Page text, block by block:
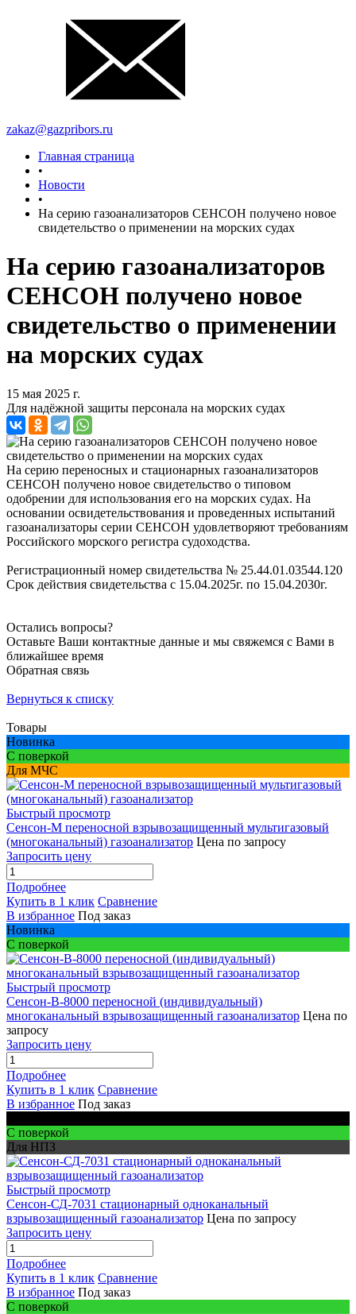
zakaz@gazpribors.ru
Главная страница
•
Новости
•
На серию газоанализаторов СЕНСОН получено новое
свидетельство о применении на морских судах
На серию газоанализаторов
СЕНСОН получено новое
свидетельство о применении
на морских судах
15 мая 2025 г.
Для надёжной защиты персонала на морских судах
На серию переносных и стационарных газоанализаторов
СЕНСОН получено новое свидетельство о типовом
одобрении для использования его на морских судах. На
основании освидетельствования и проведенных испытаний
газоанализаторы серии СЕНСОН удовлетворяют требованиям
Российского морского регистра судоходства.
Регистрационный номер свидетельства № 25.44.01.03544.120
Срок действия свидетельства с 15.04.2025г. по 15.04.2030г.
Остались вопросы?
Оставьте Ваши контактные данные и мы свяжемся с Вами в
ближайшее время
Обратная связь
Вернуться к списку
Товары
Новинка
С поверкой
Для МЧС
Быстрый просмотр
Сенсон-М переносной взрывозащищенный мультигазовый
(многоканальный) газоанализатор Цена по запросу
Запросить цену
Подробнее
Купить в 1 клик Сравнение
В избранное Под заказ
Новинка
С поверкой
Быстрый просмотр
Сенсон-В-8000 переносной (индивидуальный)
многоканальный взрывозащищенный газоанализатор Цена по
запросу
Запросить цену
Подробнее
Купить в 1 клик Сравнение
В избранное Под заказ
С поверкой
Для НПЗ
Быстрый просмотр
Сенсон-СД-7031 стационарный одноканальный
взрывозащищенный газоанализатор Цена по запросу
Запросить цену
Подробнее
Купить в 1 клик Сравнение
В избранное Под заказ
С поверкой